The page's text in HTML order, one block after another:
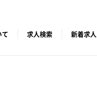
て 求人検索 新着求人